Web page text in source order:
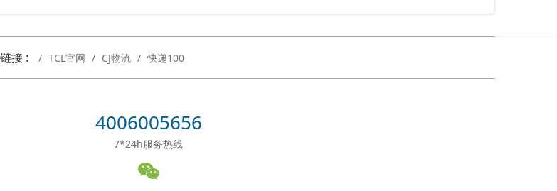
接 : TCL官网 CJ物流 快递100
4006005656
7*24h服务热线